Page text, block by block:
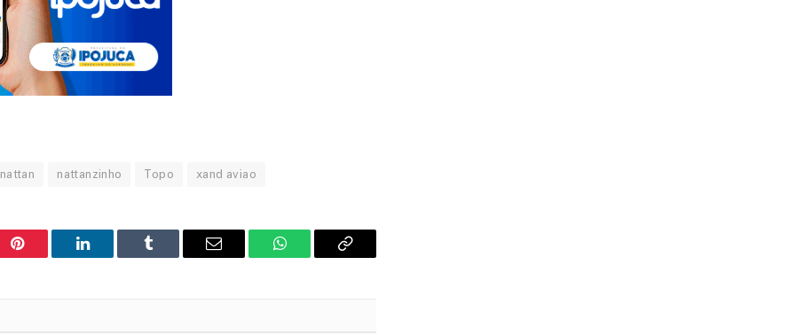
nattan nattanzinho Topo xand aviao
Pinterest LinkedIn Tumblr Email WhatsAppCopy